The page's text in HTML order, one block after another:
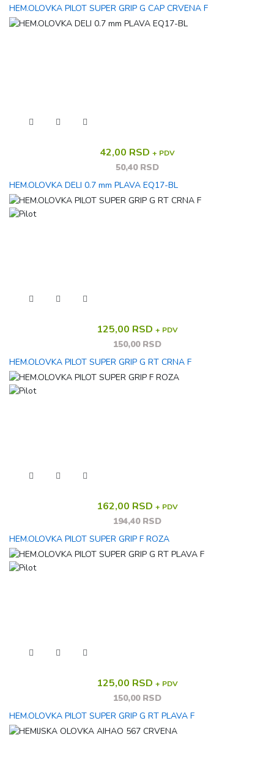
HEM.OLOVKA PILOT SUPER GRIP G CAP CRVENA F
42,00 RSD + PDV
50,40 RSD
HEM.OLOVKA DELI 0.7 mm PLAVA EQ17-BL
125,00 RSD + PDV
150,00 RSD
HEM.OLOVKA PILOT SUPER GRIP G RT CRNA F
162,00 RSD + PDV
194,40 RSD
HEM.OLOVKA PILOT SUPER GRIP F ROZA
125,00 RSD + PDV
150,00 RSD
HEM.OLOVKA PILOT SUPER GRIP G RT PLAVA F